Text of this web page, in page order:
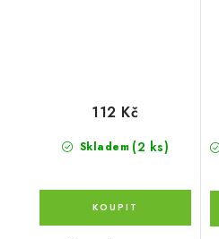
Skladem (2 ks)
112 Kč